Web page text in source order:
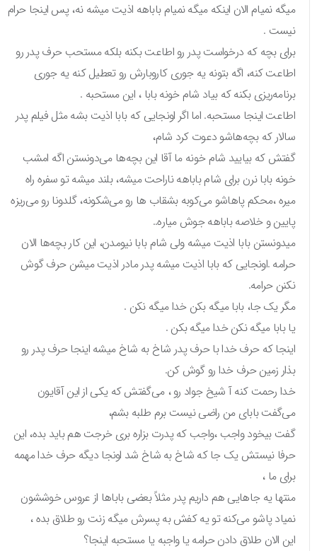
میگه نمیام الان اینکه میگه نمیام باباهه اذیت میشه نه، پس اینجا حرام
نیست .
برای بچه که درخواست پدر رو اطاعت بکنه بلکه مستحب حرف پدر رو
اطاعت کنه، اگه بتونه یه جوری کاروبارش رو تعطیل کنه یه جوری
برنامه‌ریزی بکنه که بیاد شام خونه بابا ، این مستحبه .
اطاعت اینجا مستحبه. اما اگر اونجایی که بابا اذیت بشه مثل فیلم پدر
سالار که بچه‌هاشو دعوت کرد شام،
گفتش که بیایید شام خونه ما آقا این بچه‌ها می‌دونستن اگه امشب
خونه بابا نرن برای شام باباهه ناراحت میشه، بلند میشه تو سفره راه
میره ،محکم پاهاشو می‌کوبه بشقاب ها رو می‌شکونه، گلدونا رو می‌ریزه
پایین و خلاصه باباهه جوش میاره..
میدونستن بابا اذیت میشه ولی شام بابا نیومدن، این کار بچه‌ها الان
حرامه .اونجایی که بابا اذیت میشه پدر مادر اذیت میشن حرف گوش
نکنن حرامه.
مگر یک جا، بابا میگه بکن خدا میگه نکن .
یا بابا میگه نکن خدا میگه بکن .
اینجا که حرف خدا با حرف پدر شاخ به شاخ میشه اینجا حرف پدر رو
بذار زمین حرف خدا رو گوش کن.
خدا رحمت کنه آ شیخ جواد رو ، می‌گفتش که یکی از این آقایون
می‌گفت بابای من راضی نیست برم طلبه بشم،
گفت بیخود واجب ،واجب که پدرت بزاره بری خرجت هم باید بده، این
حرفا نیستش یک جا که شاخ به شاخ شد اونجا دیگه حرف خدا مهمه
برای ما ،
منتها یه جاهایی هم داریم پدر مثلاً بعضی باباها از عروس خوششون
نمیاد پاشو می‌کنه تو یه کفش به پسرش میگه زنت رو طلاق بده ،
این الان طلاق دادن حرامه یا واجبه یا مستحبه اینجا؟